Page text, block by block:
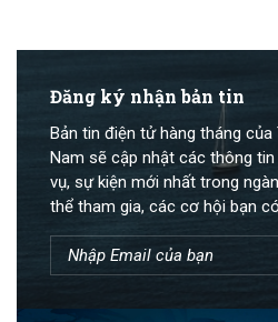
Đăng ký nhận bản tin
Bản tin điện tử hàng tháng
Nam sẽ cập nhật các thông
vụ, sự kiện mới nhất trong
thể tham gia, các cơ hội bạn